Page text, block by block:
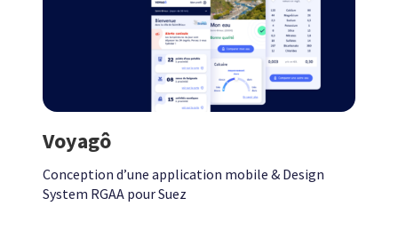
Voyagô
Conception d’une application mobile & Design
System RGAA pour Suez